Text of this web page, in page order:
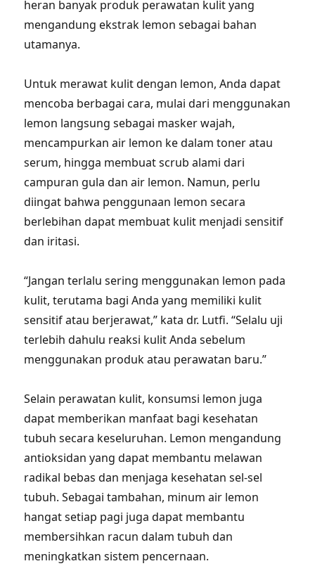
heran banyak produk perawatan kulit yang
mengandung ekstrak lemon sebagai bahan
utamanya.
Untuk merawat kulit dengan lemon, Anda dapat
mencoba berbagai cara, mulai dari menggunakan
lemon langsung sebagai masker wajah,
mencampurkan air lemon ke dalam toner atau
serum, hingga membuat scrub alami dari
campuran gula dan air lemon. Namun, perlu
diingat bahwa penggunaan lemon secara
berlebihan dapat membuat kulit menjadi sensitif
dan iritasi.
“Jangan terlalu sering menggunakan lemon pada
kulit, terutama bagi Anda yang memiliki kulit
sensitif atau berjerawat,” kata dr. Lutfi. “Selalu uji
terlebih dahulu reaksi kulit Anda sebelum
menggunakan produk atau perawatan baru.”
Selain perawatan kulit, konsumsi lemon juga
dapat memberikan manfaat bagi kesehatan
tubuh secara keseluruhan. Lemon mengandung
antioksidan yang dapat membantu melawan
radikal bebas dan menjaga kesehatan sel-sel
tubuh. Sebagai tambahan, minum air lemon
hangat setiap pagi juga dapat membantu
membersihkan racun dalam tubuh dan
meningkatkan sistem pencernaan.